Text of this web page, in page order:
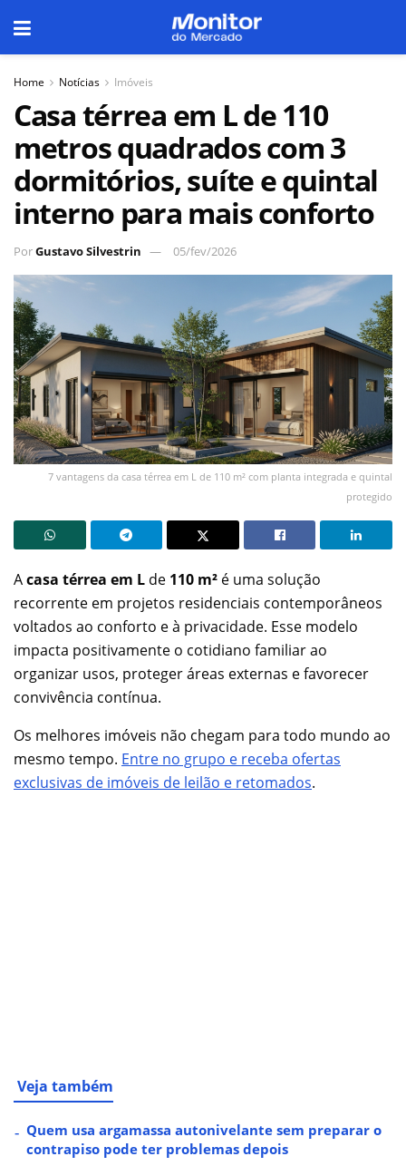
Home Notícias Imóveis
Casa térrea em L de 110
metros quadrados com 3
dormitórios, suíte e quintal
interno para mais conforto
PorGustavo Silvestrin 05/fev/2026
7 vantagens da casa térrea em L de 110 m² com planta integrada e quintal
protegido
Acasa térrea em L de 110 m² é uma solução
recorrente em projetos residenciais contemporâneos
voltados ao conforto e à privacidade. Esse modelo
impacta positivamente o cotidiano familiar ao
organizar usos, proteger áreas externas e favorecer
convivência contínua.
Os melhores imóveis não chegam para todo mundo ao
mesmo tempo. Entre no grupo e receba ofertas
exclusivas de imóveis de leilão e retomados.
Veja também
Quem usa argamassa autonivelante sem preparar o
contrapiso pode ter problemas depois